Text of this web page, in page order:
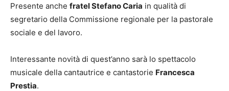
Presente anche fratel Stefano Caria in qualità di
segretario della Commissione regionale per la pastorale
sociale e del lavoro.
Interessante novità di quest’anno sarà lo spettacolo
musicale della cantautrice e cantastorie Francesca
Prestia.